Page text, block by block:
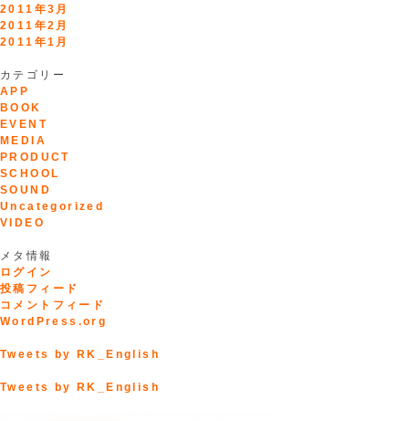
2011年3月
2011年2月
2011年1月
カテゴリー
APP
BOOK
EVENT
MEDIA
PRODUCT
SCHOOL
SOUND
Uncategorized
VIDEO
メタ情報
ログイン
投稿フィード
コメントフィード
WordPress.org
Tweets by RK_English
Tweets by RK_English